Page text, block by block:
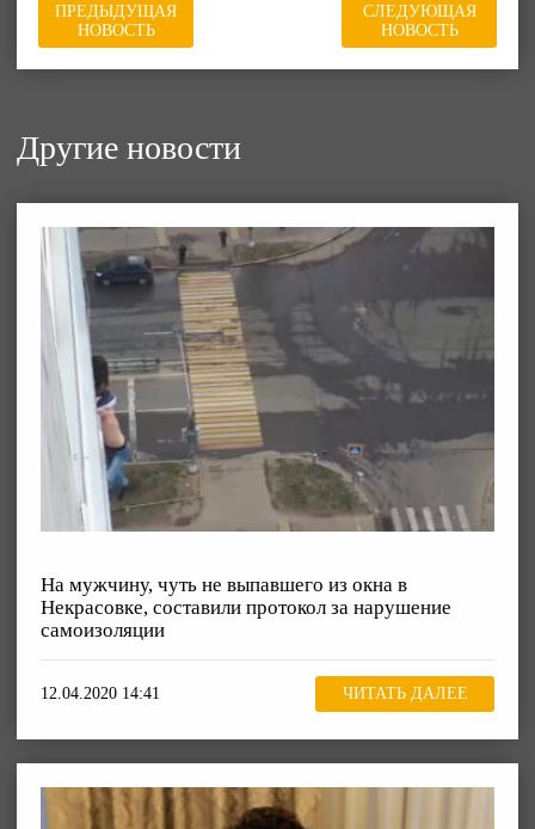
ПРЕДЫДУЩАЯ
НОВОСТЬ
СЛЕДУЮЩАЯ
НОВОСТЬ
Другие новости
На мужчину, чуть не выпавшего из окна в
Некрасовке, составили протокол за нарушение
самоизоляции
12.04.2020 14:41 ЧИТАТЬ ДАЛЕЕ